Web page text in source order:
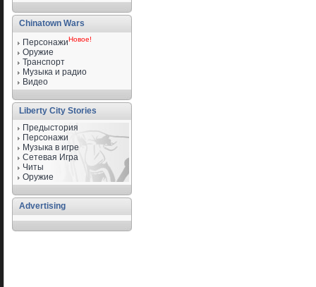
Chinatown Wars
ПерсонажиНовое!
Оружие
Транспорт
Музыка и радио
Видео
Liberty City Stories
Предыстория
Персонажи
Музыка в игре
Сетевая Игра
Читы
Оружие
Advertising